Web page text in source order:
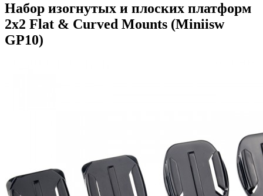
Набор изогнутых и плоских платформ
2x2 Flat & Curved Mounts (Miniisw
GP10)